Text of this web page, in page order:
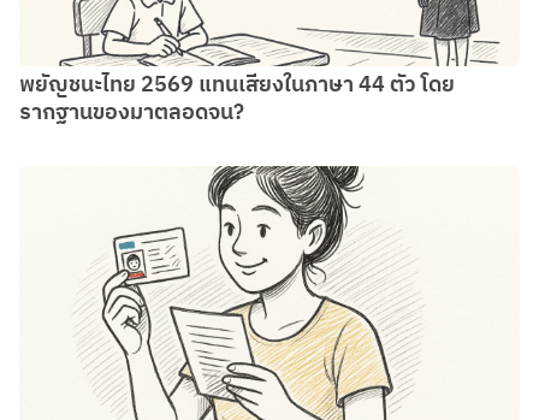
พยัญชนะไทย 2569 แทนเสียงในภาษา 44 ตัว โดย
รากฐานของมาตลอดจน?